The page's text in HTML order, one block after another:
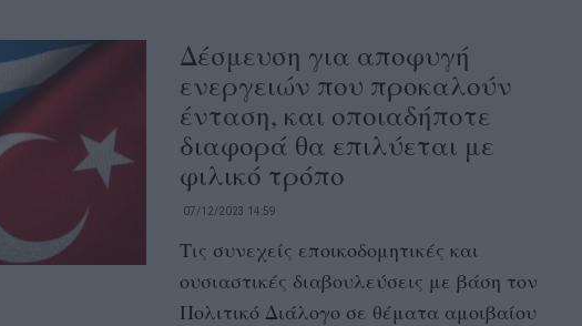
Δέσμευση για αποφυγή
ενεργειών που προκαλούν
ένταση, και οποιαδήποτε
διαφορά θα επιλύεται με
φιλικό τρόπο
07/12/2023 14:59
Τις συνεχείς εποικοδομητικές και
ουσιαστικές διαβουλεύσεις με βάση τον
Πολιτικό Διάλογο σε θέματα αμοιβαίου